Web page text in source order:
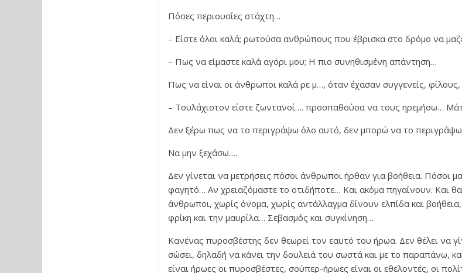
Πόσες περιουσίες στάχτη…
– Είστε όλοι καλά; ρωτούσα ανθρώπους που έβρισκα στο δρόμο να
– Πως να είμαστε καλά αγόρι μου; Η πιο συνηθισμένη απάντηση…
Πως να είναι οι άνθρωποι καλά ρε μ…, όταν έχασαν συγγενείς, φίλους,
– Τουλάχιστον είστε ζωντανοί…. προσπαθούσα να τους ηρεμήσω…
Δεν ξέρω πως να το περιγράψω όλο αυτό, δεν μπορώ να το περιγράψω
Να μην ξεχάσω….
Δεν γίνεται να μετρήσεις πόσοι άνθρωποι ήρθαν για βοήθεια. Πόσοι
φαγητό… Αν χρειαζόμαστε το οτιδήποτε… Και ακόμα πηγαίνουν. Και
άνθρωποι, χωρίς όνομα, χωρίς αντάλλαγμα δίνουν ελπίδα και
φρίκη και την μαυρίλα… Σεβασμός και συγκίνηση…
Κανένας πυροσβέστης δεν θεωρεί τον εαυτό του ήρωα. Δεν θέλει να
σώσει, δηλαδή να κάνει την δουλειά του σωστά και με το παραπάνω,
είναι ήρωες οι πυροσβέστες, σούπερ-ήρωες είναι οι εθελοντές, οι